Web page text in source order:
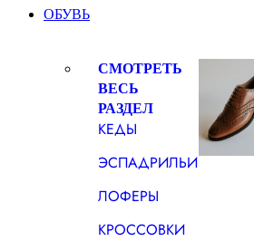
ОБУВЬ
СМОТРЕТЬ
ВЕСЬ
РАЗДЕЛ
КЕДЫ
ЭСПАДРИЛЬИ
ЛОФЕРЫ
КРОССОВКИ